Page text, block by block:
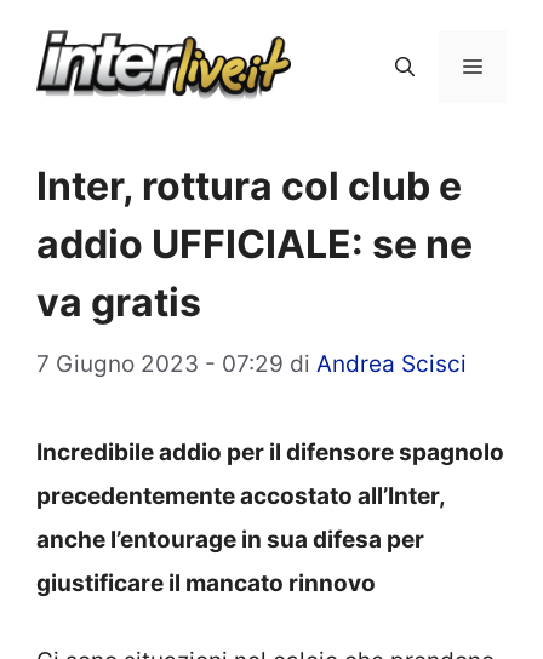
Menu
Inter, rottura col club e
addio UFFICIALE: se ne
va gratis
7 Giugno 2023 - 07:29 di Andrea Scisci
Incredibile addio per il difensore spagnolo
precedentemente accostato all’Inter,
anche l’entourage in sua difesa per
giustificare il mancato rinnovo